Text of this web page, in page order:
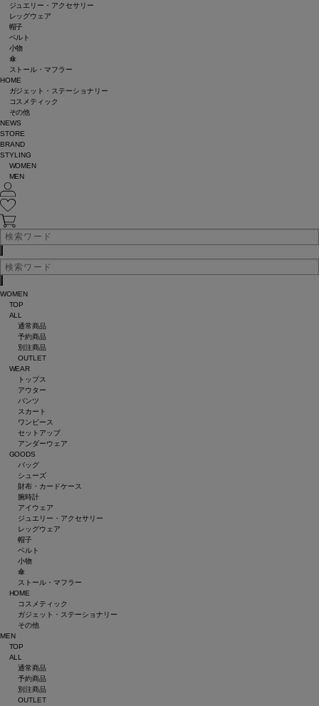
ジュエリー・アクセサリー
レッグウェア
帽子
ベルト
小物
傘
ストール・マフラー
HOME
ガジェット・ステーショナリー
コスメティック
その他
NEWS
STORE
BRAND
STYLING
WOMEN
MEN
WOMEN
TOP
ALL
通常商品
予約商品
別注商品
OUTLET
WEAR
トップス
アウター
パンツ
スカート
ワンピース
セットアップ
アンダーウェア
GOODS
バッグ
シューズ
財布・カードケース
腕時計
アイウェア
ジュエリー・アクセサリー
レッグウェア
帽子
ベルト
小物
傘
ストール・マフラー
HOME
コスメティック
ガジェット・ステーショナリー
その他
MEN
TOP
ALL
通常商品
予約商品
別注商品
OUTLET